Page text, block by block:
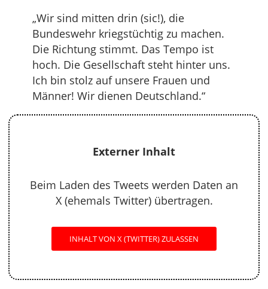
„Wir sind mitten drin (sic!), die
Bundeswehr kriegstüchtig zu machen.
Die Richtung stimmt. Das Tempo ist
hoch. Die Gesellschaft steht hinter uns.
Ich bin stolz auf unsere Frauen und
Männer! Wir dienen Deutschland.“
Externer Inhalt
Beim Laden des Tweets werden Daten an
X (ehemals Twitter) übertragen.
INHALT VON X (TWITTER) ZULASSEN